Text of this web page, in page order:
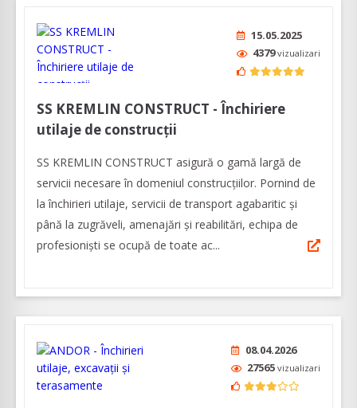
15.05.2025
4379vizualizari
SS KREMLIN CONSTRUCT - Închiriere
utilaje de construcții
SS KREMLIN CONSTRUCT asigură o gamă largă de
servicii necesare în domeniul construcțiilor. Pornind de
la închirieri utilaje, servicii de transport agabaritic și
până la zugrăveli, amenajări și reabilitări, echipa de
profesioniști se ocupă de toate ac...
08.04.2026
27565 vizualizari